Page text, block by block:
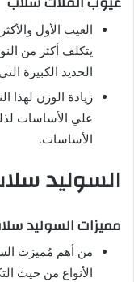
العيب الأول
يتكلف أكثر من
الحديد الكبيرة
زيادة الوزن لهذا
علي الأساسات
الأساسات.
السوليد
مميزات السوليد
من أهم مُميزت
الأنواع من حيث